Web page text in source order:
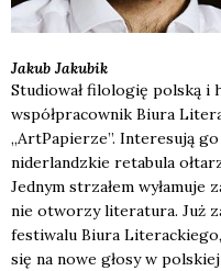
Jakub Jakubik
Studiował filologię polską i
współpracownik Biura
„ArtPapierze”. Interesują
niderlandzkie retabula
Jed­nym strza­łem
nie otwo­rzy lite­ra­tu­ra. Już
festi­wa­lu Biu­ra
się na nowe gło­sy w